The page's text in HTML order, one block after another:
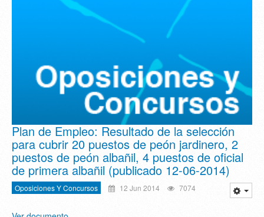
Plan de Empleo: Resultado de la selección
para cubrir 20 puestos de peón jardinero, 2
puestos de peón albañil, 4 puestos de oficial
de primera albañil (publicado 12-06-2014)
Oposiciones Y Concursos 12 Jun 2014 7074